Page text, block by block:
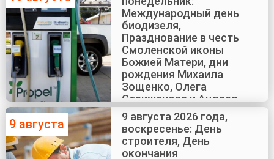
Международный день
биодизеля,
Празднование в честь
Смоленской иконы
Божией Матери, дни
рождения Михаила
Зощенко, Олега
Стриженова и Андрея
Краско
9 августа
9 августа 2026 года,
воскресенье: День
строителя, День
окончания